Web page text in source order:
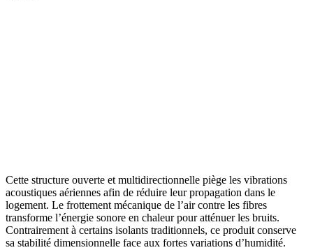
Cette structure ouverte et multidirectionnelle piège les vibrations
acoustiques aériennes afin de réduire leur propagation dans le
logement. Le frottement mécanique de l’air contre les fibres
transforme l’énergie sonore en chaleur pour atténuer les bruits.
Contrairement à certains isolants traditionnels, ce produit conserve
sa stabilité dimensionnelle face aux fortes variations d’humidité.